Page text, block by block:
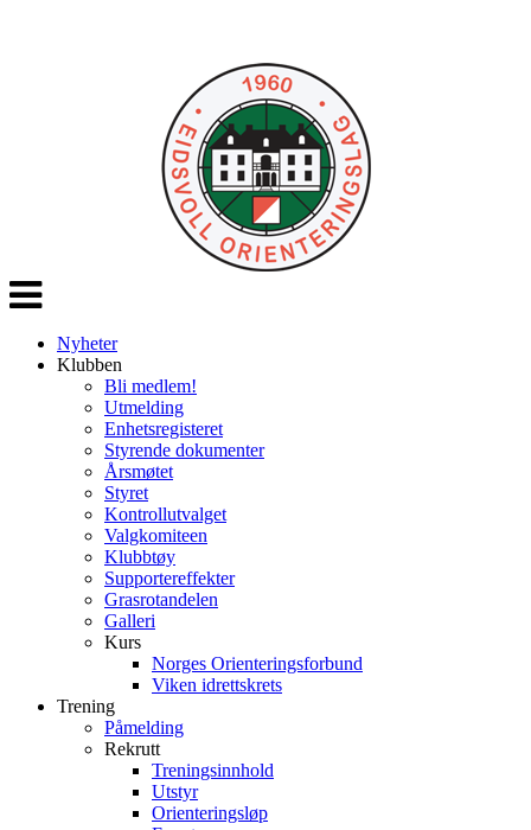
Veksle
navigasjon
Nyheter
Klubben
Bli medlem!
Utmelding
Enhetsregisteret
Styrende dokumenter
Årsmøtet
Styret
Kontrollutvalget
Valgkomiteen
Klubbtøy
Supportereffekter
Grasrotandelen
Galleri
Kurs
Norges Orienteringsforbund
Viken idrettskrets
Trening
Påmelding
Rekrutt
Treningsinnhold
Utstyr
Orienteringsløp